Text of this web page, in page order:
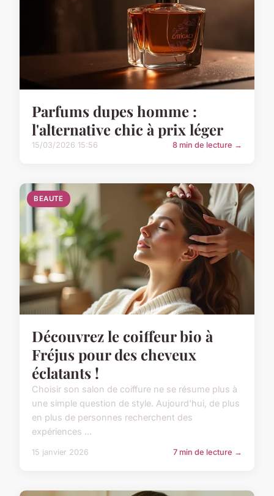
Parfums dupes homme :
l'alternative chic à prix léger
15/03/2026 15:56 8 min de lecture →
BEAUTE
Découvrez le coiffeur bio à
Fréjus pour des cheveux
éclatants !
Choisir son salon de coiffure ne se résume plus à
une simple question de style. Aujourd'hui, de plus
en plus de personnes recherchent des
expériences ...
15 janvier 2026 7 min de lecture →